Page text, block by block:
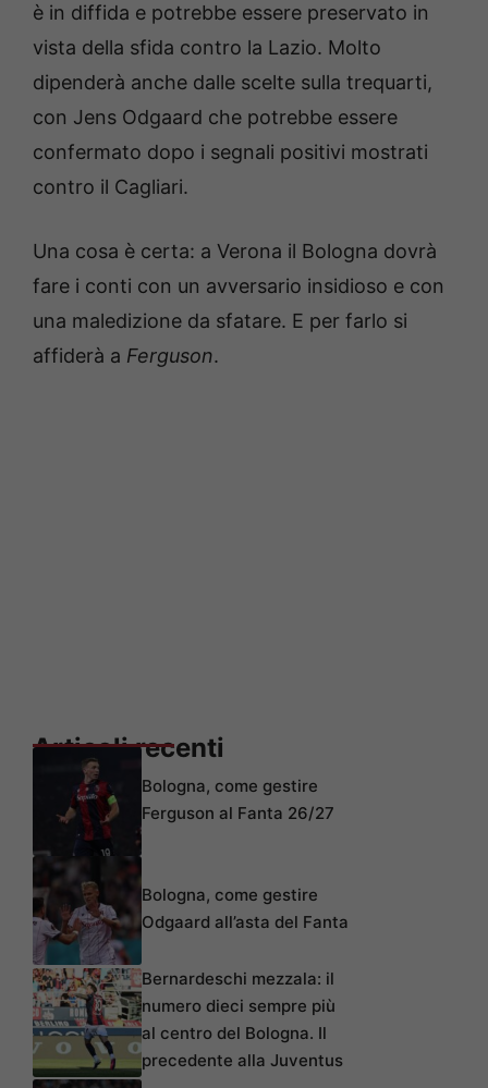
è in diffida e potrebbe essere preservato in
vista della sfida contro la Lazio. Molto
dipenderà anche dalle scelte sulla trequarti,
con Jens Odgaard che potrebbe essere
confermato dopo i segnali positivi mostrati
contro il Cagliari.
Una cosa è certa: a Verona il Bologna dovrà
fare i conti con un avversario insidioso e con
una maledizione da sfatare. E per farlo si
affiderà a Ferguson.
Articoli recenti
Bologna, come gestire
Ferguson al Fanta 26/27
Bologna, come gestire
Odgaard all’asta del Fanta
Bernardeschi mezzala: il
numero dieci sempre più
al centro del Bologna. Il
precedente alla Juventus